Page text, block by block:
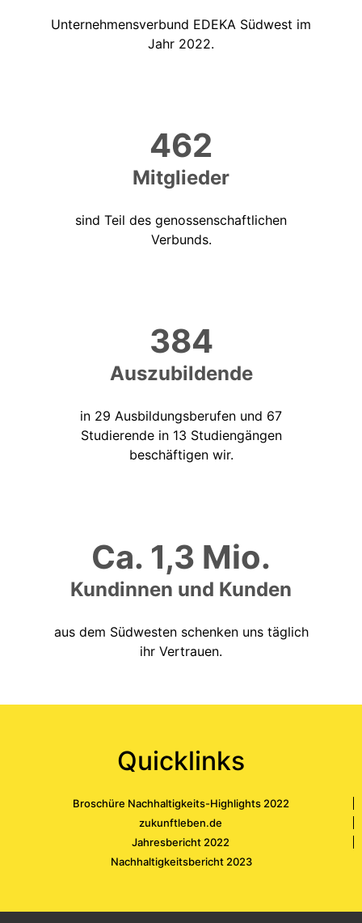
Unternehmensverbund EDEKA Südwest im
Jahr 2022.
462
Mitglieder
sind Teil des genossenschaftlichen
Verbunds.
384
Auszubildende
in 29 Ausbildungsberufen und 67
Studierende in 13 Studiengängen
beschäftigen wir.
Ca. 1,3 Mio.
Kundinnen und Kunden
aus dem Südwesten schenken uns täglich
ihr Vertrauen.
Quicklinks
Broschüre Nachhaltigkeits-Highlights 2022
zukunftleben.de
Jahresbericht 2022
Nachhaltigkeitsbericht 2023